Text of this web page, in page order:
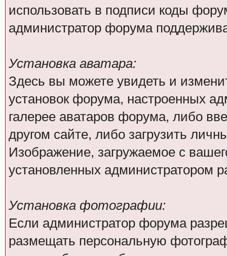
использовать в подписи коды
администратор форума
Установка аватара:
Здесь вы можете увидеть и
установок форума, настроенных
галерее аватаров форума, либо
другом сайте, либо загрузить
Изображение, загружаемое с
установленных администратором
Установка фотографии:
Если администратор форума
размещать персональную